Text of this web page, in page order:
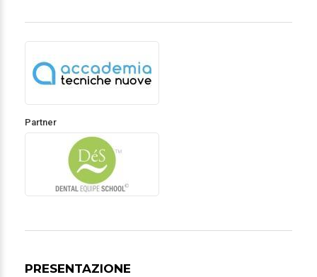
Partner
PRESENTAZIONE